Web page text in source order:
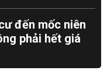
đến mốc niên
phải hết giá